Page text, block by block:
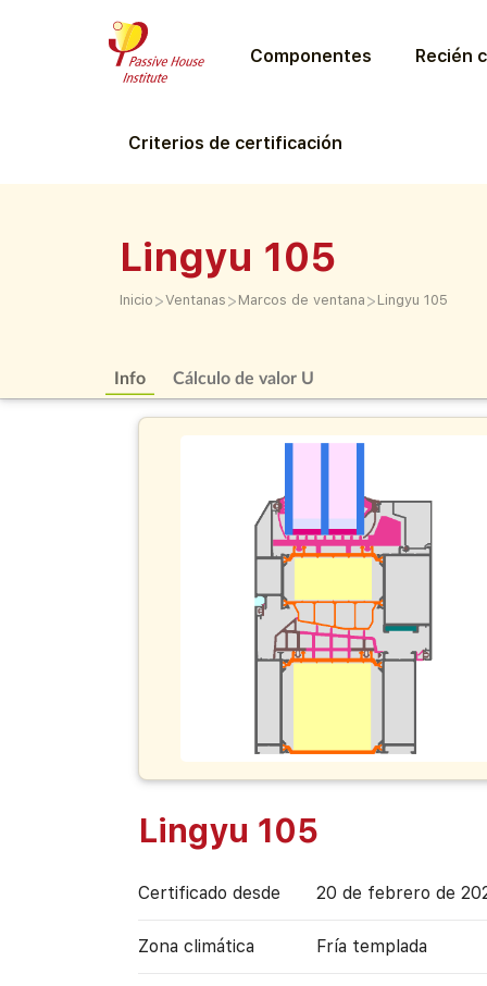
Componentes Recién
Criterios de certificación
Lingyu 105
Inicio >Ventanas > Marcos de ventana > Lingyu 105
Info Cálculo de valor U
Lingyu 105
Certificado desde 20 de febrero de
Zona climática Fría templada